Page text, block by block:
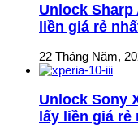
Unlock Sharp
liền giá rẻ
22 Tháng Năm,
Unlock Sony
lấy liền giá rẻ